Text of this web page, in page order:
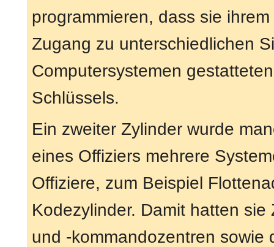
programmieren, dass sie ihrem
Zugang zu unterschiedlichen
Computersystemen
Schlüssels.
Ein zweiter Zylinder wurde
eines Offiziers mehrere
Offiziere, zum Beispiel
Kodezylinder. Damit hatten
und -kommandozentren